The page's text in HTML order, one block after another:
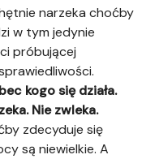
narzeka choćby
w tym jedynie
próbującej
kogo się działa.
Nie zwleka.
zdecyduje się
są niewielkie. A